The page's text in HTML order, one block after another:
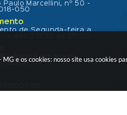
e os cookies: nosso site usa cookies
Paulo Marcellini, nº 50 -
050
de Segunda-feira a
2000